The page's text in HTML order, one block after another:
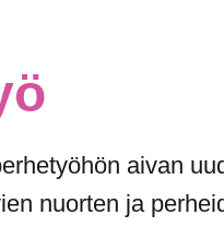
aivan
nuorten ja